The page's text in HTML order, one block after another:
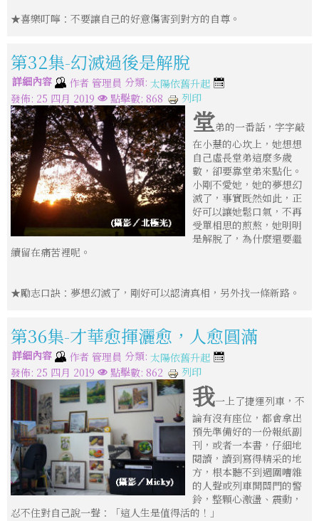
★喜樂叮嚀：不要讓自己的好意傷害到對方的自尊。
第32集-幻滅過後是解脫
詳細內容 作者 管理員 分類: 太陽依舊升起
發佈: 25 四月 2019
點擊數: 868 列印
堂弟的一番話，字字敲
在小慧的心坎上，她想想
自己虛長堂弟這麼多歲
數，卻要靠堂弟來點化。
小剛不愛她，她的夢想幻
滅了，事實既然如此，正
好可以讓她鬆口氣，不再
受單相思的煎熬，她明明
是解脫了，為什麼還要繼
續留在痛苦裡呢。
★勵志口訣：夢想幻滅了，剛好可以認清真相，另外找一條新路。
第36集-才華愈揮灑愈，人愈圓滿
詳細內容 作者 管理員 分類: 太陽依舊升起
發佈: 25 四月 2019
點擊數: 862 列印
我一上了捷運列車，不
論有沒有座位，都會拿出
預先準備好的一份報紙副
刊，或者一本書，仔細地
閱讀，讀到寫得精采的地
方，根本聽不到週圍嘈雜
的人聲或列車開關門的警
鈴，整顆心激盪、震動，
忍不住對自己說一聲：「這人生是值得活的！」